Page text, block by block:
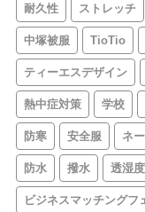
耐久性 ストレッチ
中塚被服 TioTio
ティーエスデザイン
熱中症対策 学校
防寒 安全服 ネ
防水 撥水 透湿度
ビジネスマッチングフ